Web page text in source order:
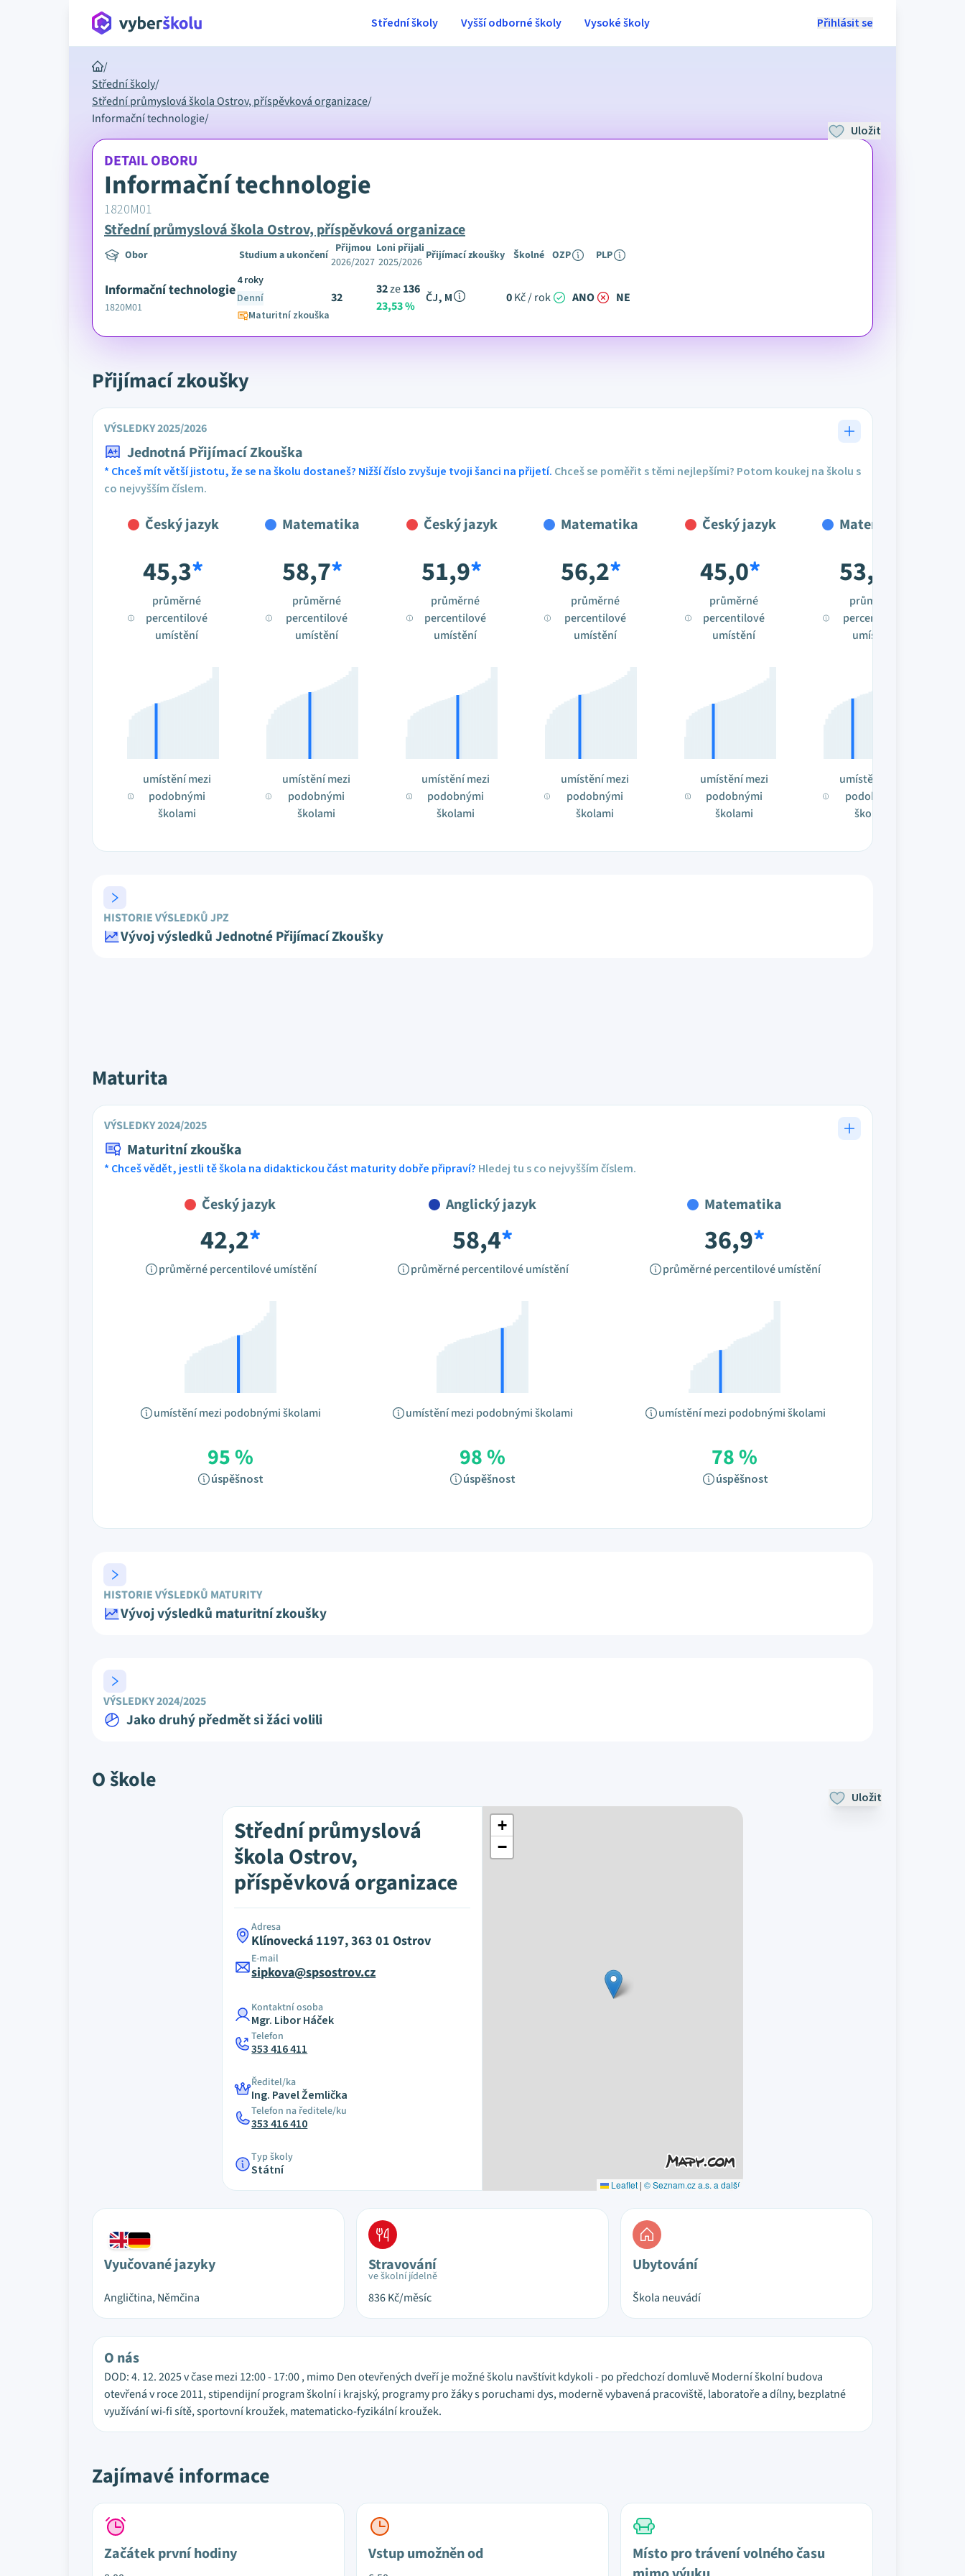
Přihlásit se
Střední školy Vyšší odborné školy Vysoké školy
/
Střední školy/
Střední průmyslová škola Ostrov, příspěvková organizace/
Informační technologie/
DETAIL OBORU
Informační technologie
1820M01
Střední průmyslová škola Ostrov, příspěvková organizace
Obor Studium a ukončení Přijmou
2026/2027
Loni přijali
2025/2026 Přijímací zkoušky Školné OZP PLP
Informační technologie
1820M01
4 roky
Denní
Maturitní zkouška
32
32ze136
23,53 %
ČJ, M 0Kč / rok ANO NE
Uložit
Přijímací zkoušky
VÝSLEDKY 2025/2026
Jednotná Přijímací Zkouška
* Chceš mít větší jistotu, že se na školu dostaneš? Nižší číslo zvyšuje tvoji šanci na přijetí. Chceš se poměřit s těmi nejlepšími? Potom koukej na školu s
co nejvyšším číslem.
Český jazyk
45,3*
průměrné
percentilové
umístění
umístění mezi
podobnými
školami
Matematika
58,7*
průměrné
percentilové
umístění
umístění mezi
podobnými
školami
Český jazyk
51,9*
průměrné
percentilové
umístění
umístění mezi
podobnými
školami
Matematika
56,2*
průměrné
percentilové
umístění
umístění mezi
podobnými
školami
Český jazyk
45,0*
průměrné
percentilové
umístění
umístění mezi
podobnými
školami
Matematika
53,1
průměrné
percentilové
umístění
umístění mezi
podobnými
školami
HISTORIE VÝSLEDKŮ JPZ
Vývoj výsledků Jednotné Přijímací Zkoušky
Maturita
VÝSLEDKY 2024/2025
Maturitní zkouška
* Chceš vědět, jestli tě škola na didaktickou část maturity dobře připraví? Hledej tu s co nejvyšším číslem.
Český jazyk
42,2*
průměrné percentilové umístění
umístění mezi podobnými školami
95 %
úspěšnost
Anglický jazyk
58,4*
průměrné percentilové umístění
umístění mezi podobnými školami
98 %
úspěšnost
Matematika
36,9*
průměrné percentilové umístění
umístění mezi podobnými školami
78 %
úspěšnost
HISTORIE VÝSLEDKŮ MATURITY
Vývoj výsledků maturitní zkoušky
VÝSLEDKY 2024/2025
Jako druhý předmět si žáci volili
O škole
Uložit
Střední průmyslová
škola Ostrov,
příspěvková organizace
Adresa
Klínovecká 1197, 363 01 Ostrov
E-mail
sipkova@spsostrov.cz
Kontaktní osoba
Mgr. Libor Háček
Telefon
353 416 411
Ředitel/ka
Ing. Pavel Žemlička
Telefon na ředitele/ku
353 416 410
Typ školy
Státní
+
−
Leaflet | © Seznam.cz a.s. a další
Vyučované jazyky
Angličtina, Němčina
Stravování
ve školní jídelně
836Kč/měsíc
Ubytování
Škola neuvádí
O nás
DOD: 4. 12. 2025 v čase mezi 12:00 - 17:00 , mimo Den otevřených dveří je možné školu navštívit kdykoli - po předchozí domluvě Moderní školní budova
otevřená v roce 2011, stipendijní program školní i krajský, programy pro žáky s poruchami dys, moderně vybavená pracoviště, laboratoře a dílny, bezplatné
využívání wi-fi sítě, sportovní kroužek, matematicko-fyzikální kroužek.
Zajímavé informace
Začátek první hodiny Vstup umožněn od
Místo pro trávení volného času